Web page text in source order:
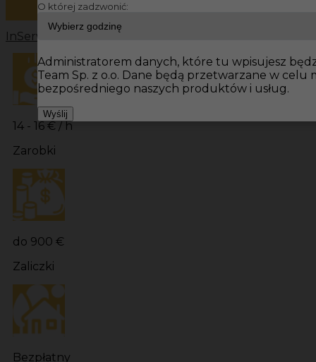
InServ Prace budowlane Niemcy
14 - 16 € / h
Zarobki
do 900 €
Zaliczki
Bezpłatny
O której zadzwonić:
Administratorem danych, które tu wpisujesz
Team Sp. z o.o. Dane będą przetwarzane w celu
bezpośredniego naszych produktów i usług.
Wyślij